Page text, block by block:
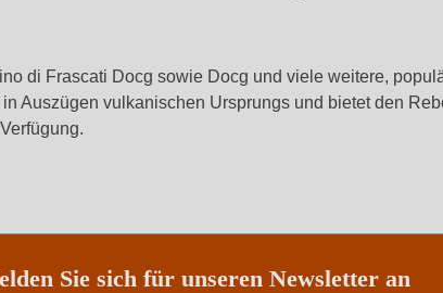
di Frascati Docg sowie Docg und viele weitere,
Auszügen vulkanischen Ursprungs und bietet den
Sie sich für unseren Newsletter an